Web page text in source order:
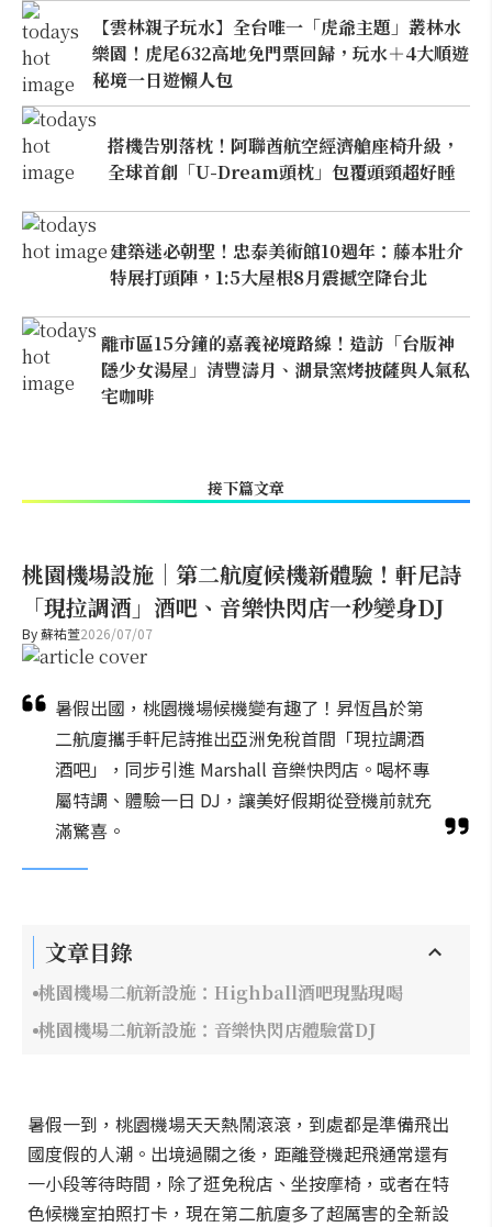
【雲林親子玩水】全台唯一「虎爺主題」叢林水
樂園！虎尾632高地免門票回歸，玩水＋4大順遊
秘境一日遊懶人包
搭機告別落枕！阿聯酋航空經濟艙座椅升級，
全球首創「U-Dream頭枕」包覆頭頸超好睡
建築迷必朝聖！忠泰美術館10週年：藤本壯介
特展打頭陣，1:5大屋根8月震撼空降台北
離市區15分鐘的嘉義祕境路線！造訪「台版神
隱少女湯屋」清豐濤月、湖景窯烤披薩與人氣私
宅咖啡
接下篇文章
桃園機場設施｜第二航廈候機新體驗！軒尼詩
「現拉調酒」酒吧、音樂快閃店一秒變身DJ
By蘇祐萱2026/07/07
暑假出國，桃園機場候機變有趣了！昇恆昌於第
二航廈攜手軒尼詩推出亞洲免稅首間「現拉調酒
酒吧」，同步引進 Marshall 音樂快閃店。喝杯專
屬特調、體驗一日 DJ，讓美好假期從登機前就充
滿驚喜。
文章目錄
桃園機場二航新設施：Highball酒吧現點現喝
桃園機場二航新設施：音樂快閃店體驗當DJ
暑假一到，桃園機場天天熱鬧滾滾，到處都是準備飛出
國度假的人潮。出境過關之後，距離登機起飛通常還有
一小段等待時間，除了逛免稅店、坐按摩椅，或者在特
色候機室拍照打卡，現在第二航廈多了超厲害的全新設